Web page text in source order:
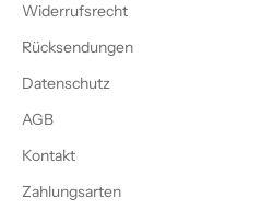
Widerrufsrecht
Rücksendungen
Datenschutz
AGB
Kontakt
Zahlungsarten